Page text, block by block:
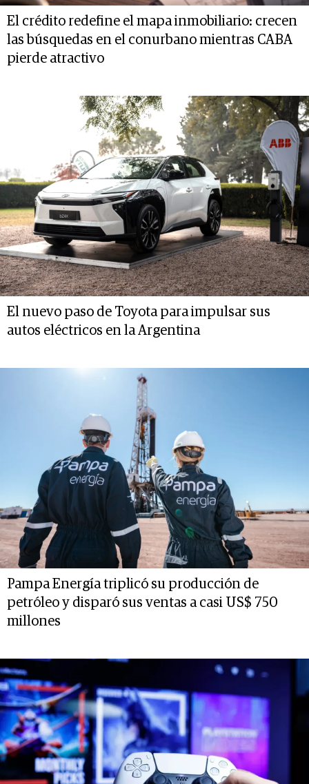
El crédito redefine el mapa inmobiliario: crecen
las búsquedas en el conurbano mientras CABA
pierde atractivo
El nuevo paso de Toyota para impulsar sus
autos eléctricos en la Argentina
Pampa Energía triplicó su producción de
petróleo y disparó sus ventas a casi US$ 750
millones